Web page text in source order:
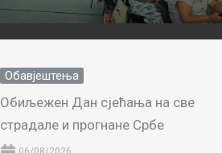
Обавјештења
Обиљежен Дан сјећања на све
страдале и прогнане Србе